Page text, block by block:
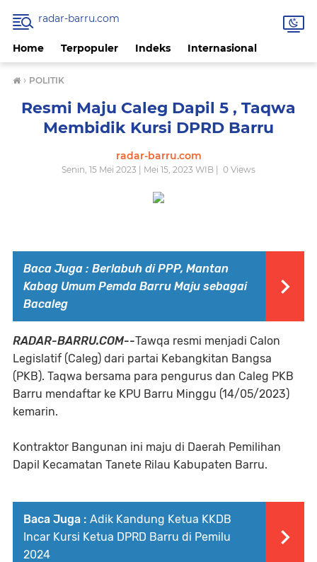
Home Terpopuler Indeks Internasional
radar-barru.com
› POLITIK
Resmi Maju Caleg Dapil 5 , Taqwa
Membidik Kursi DPRD Barru
radar-barru.com
Senin, 15 Mei 2023 | Mei 15, 2023 WIB | 0 Views
Baca Juga : Berlabuh di PPP, Mantan
Kabag Umum Pemda Barru Maju sebagai
Bacaleg
RADAR-BARRU.COM--Tawqa resmi menjadi Calon
Legislatif (Caleg) dari partai Kebangkitan Bangsa
(PKB). Taqwa bersama para pengurus dan Caleg PKB
Barru mendaftar ke KPU Barru Minggu (14/05/2023)
kemarin.
Kontraktor Bangunan ini maju di Daerah Pemilihan
Dapil Kecamatan Tanete Rilau Kabupaten Barru.
Baca Juga : Adik Kandung Ketua KKDB
Incar Kursi Ketua DPRD Barru di Pemilu
2024